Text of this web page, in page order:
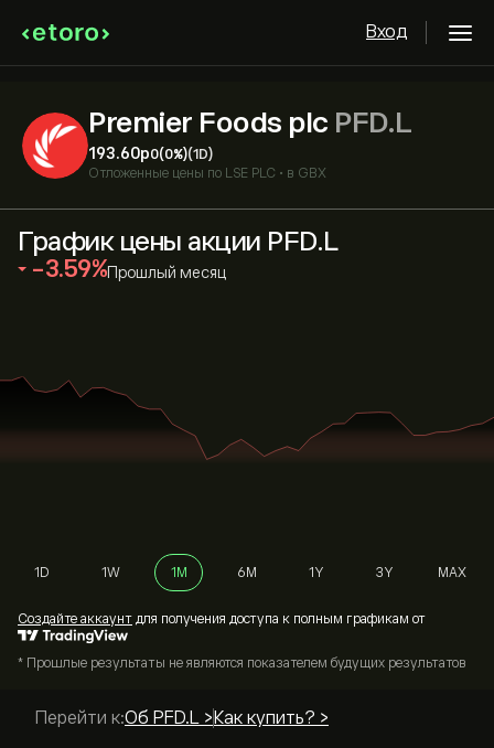
Вход
Premier Foods plc PFD.L
193.60‎p‎0(0%)(1D)
Отложенные цены по LSE PLC • в GBX
График цены акции PFD.L
‎-3.59‎ Прошлый месяц
1D 1W 1M 6M 1Y 3Y MAX
Cоздайте аккаунт для получения доступа к полным графикам от
* Прошлые результаты не являются показателем будущих результатов
Перейти к:Об PFD.L > Как купить? >